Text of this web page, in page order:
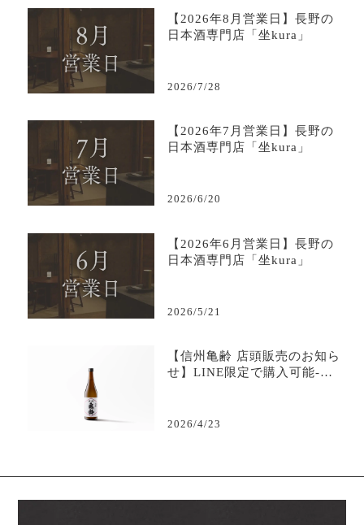
【2026年8月営業日】長野の
日本酒専門店「坐kura」
2026/7/28
【2026年7月営業日】長野の
日本酒専門店「坐kura」
2026/6/20
【2026年6月営業日】長野の
日本酒専門店「坐kura」
2026/5/21
【信州亀齢 店頭販売のお知ら
せ】LINE限定で購入可能-日
2026/4/23